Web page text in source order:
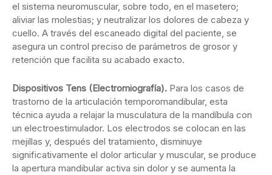
el sistema neuromuscular, sobre todo, en el masetero;
aliviar las molestias; y neutralizar los dolores de cabeza y
cuello. A través del escaneado digital del paciente, se
asegura un control preciso de parámetros de grosor y
retención que facilita su acabado exacto.
Dispositivos Tens (Electromiografía). Para los casos de
trastorno de la articulación temporomandibular, esta
técnica ayuda a relajar la musculatura de la mandíbula con
un electroestimulador. Los electrodos se colocan en las
mejillas y, después del tratamiento, disminuye
significativamente el dolor articular y muscular, se produce
la apertura mandibular activa sin dolor y se aumenta la